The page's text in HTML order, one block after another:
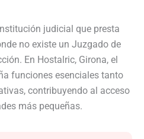
judicial que presta
no existe un Juzgado de
En Hostalric, Girona, el
funciones esenciales tanto
contribuyendo al acceso
más pequeñas.